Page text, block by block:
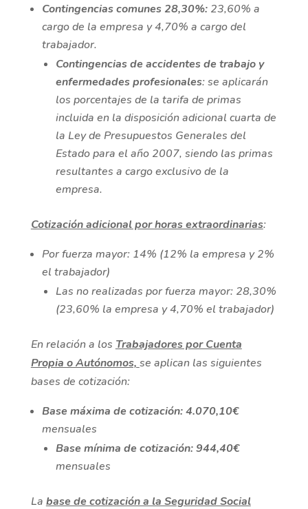
Contingencias comunes 28,30%:23,60% a
cargo de la empresa y 4,70% a cargo del
trabajador.
Contingencias de accidentes de trabajo y
enfermedades profesionales: se aplicarán
los porcentajes de la tarifa de primas
incluida en la disposición adicional cuarta de
la Ley de Presupuestos Generales del
Estado para el año 2007, siendo las primas
resultantes a cargo exclusivo de la
empresa.
Cotización adicional por horas extraordinarias:
Por fuerza mayor: 14% (12% la empresa y 2%
el trabajador)
Las no realizadas por fuerza mayor: 28,30%
(23,60% la empresa y 4,70% el trabajador)
En relación a los Trabajadores por Cuenta
Propia o Autónomos, se aplican las siguientes
bases de cotización:
Base máxima de cotización: 4.070,10€
mensuales
Base mínima de cotización: 944,40€
mensuales
La base de cotización a la Seguridad Social